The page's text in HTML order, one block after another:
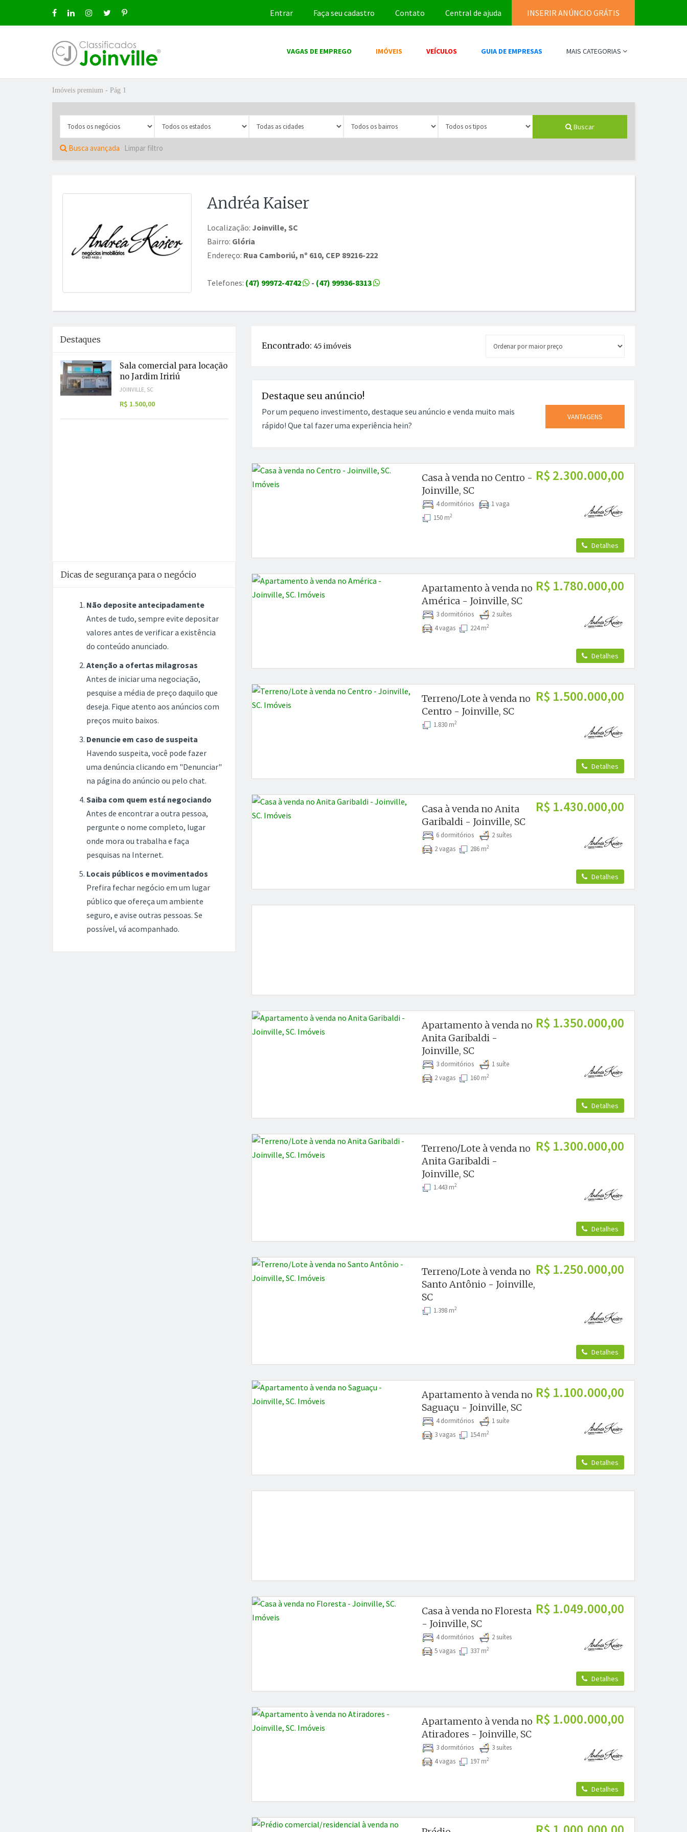
Entrar Faça seu cadastro Contato Central de ajuda INSERIR ANÚNCIO GRÁTIS
VAGAS DE EMPREGO IMÓVEIS VEÍCULOS GUIA DE EMPRESAS MAIS CATEGORIAS
Imóveis premium - Pág 1
Buscar
Busca avançada Limpar filtro
Andréa Kaiser
Localização: Joinville, SC
Bairro: Glória
Endereço: Rua Camboriú, nº 610, CEP 89216-222
Telefones: (47) 99972-4742 - (47) 99936-8313
Encontrado: 45 imóveis
Destaque seu anúncio!
Por um pequeno investimento, destaque seu anúncio e venda muito mais
rápido! Que tal fazer uma experiência hein?
VANTAGENS
R$ 2.300.000,00
Casa à venda no Centro -
Joinville, SC
4 dormitórios
1 vaga
150 m2
Detalhes
R$ 1.780.000,00
Apartamento à venda no
América - Joinville, SC
3 dormitórios
2 suítes
4 vagas
224 m2
Detalhes
R$ 1.500.000,00
Terreno/Lote à venda no
Centro - Joinville, SC
1.830 m2
Detalhes
R$ 1.430.000,00
Casa à venda no Anita
Garibaldi - Joinville, SC
6 dormitórios
2 suítes
2 vagas
286 m2
Detalhes
R$ 1.350.000,00
Apartamento à venda no
Anita Garibaldi -
Joinville, SC
3 dormitórios
1 suíte
2 vagas
160 m2
Detalhes
R$ 1.300.000,00
Terreno/Lote à venda no
Anita Garibaldi -
Joinville, SC
1.443 m2
Detalhes
R$ 1.250.000,00
Terreno/Lote à venda no
Santo Antônio - Joinville,
SC
1.398 m2
Detalhes
R$ 1.100.000,00
Apartamento à venda no
Saguaçu - Joinville, SC
4 dormitórios
1 suíte
3 vagas
154 m2
Detalhes
R$ 1.049.000,00
Casa à venda no Floresta
- Joinville, SC
4 dormitórios
2 suítes
5 vagas
337 m2
Detalhes
R$ 1.000.000,00
Apartamento à venda no
Atiradores - Joinville, SC
3 dormitórios
3 suítes
4 vagas
197 m2
Detalhes
Destaques
Sala comercial para locação
no Jardim Iririú
JOINVILLE, SC
R$ 1.500,00
Dicas de segurança para o negócio
Não deposite antecipadamente
Antes de tudo, sempre evite depositar
valores antes de verificar a existência
do conteúdo anunciado.
Atenção a ofertas milagrosas
Antes de iniciar uma negociação,
pesquise a média de preço daquilo que
deseja. Fique atento aos anúncios com
preços muito baixos.
Denuncie em caso de suspeita
Havendo suspeita, você pode fazer
uma denúncia clicando em "Denunciar"
na página do anúncio ou pelo chat.
Saiba com quem está negociando
Antes de encontrar a outra pessoa,
pergunte o nome completo, lugar
onde mora ou trabalha e faça
pesquisas na Internet.
Locais públicos e movimentados
Prefira fechar negócio em um lugar
público que ofereça um ambiente
seguro, e avise outras pessoas. Se
possível, vá acompanhado.